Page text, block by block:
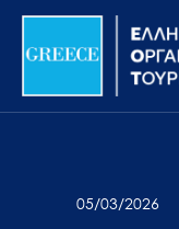
Σημείωση:
ιστότοπος
προσβασιμότητας.
Μετάβαση
περιεχόμενο
05/03/2026